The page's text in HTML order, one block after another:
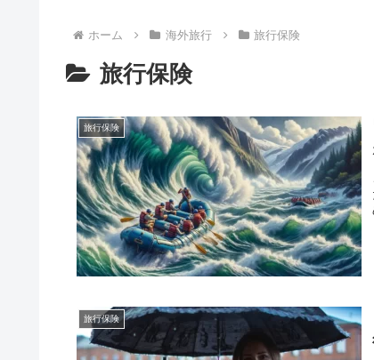
ホーム 海外旅行 旅行保険
旅行保険
旅行保険
旅行保険